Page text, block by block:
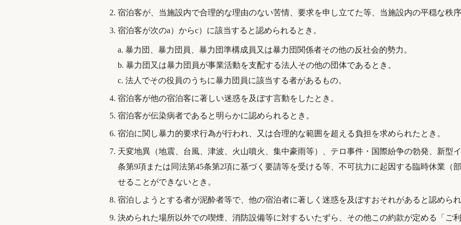
宿泊客が、当施設内で合理的な理由のない苦情、要求を申し立てた等、当施設内の平穏な秩
宿泊客が次のa）からc）に該当すると認められるとき。
a. 暴力団、暴力団員、暴力団準構成員又は暴力団関係者その他の反社会的勢力。
b. 暴力団又は暴力団員が事業活動を支配する法人その他の団体であるとき。
c. 法人でその役員のうちに暴力団員に該当する者があるもの。
宿泊客が他の宿泊客に著しい迷惑を及ぼす言動をしたとき。
宿泊客が伝染病者であると明らかに認められるとき。
宿泊に関し暴力的要求行為が行われ、又は合理的な範囲を超える負担を求められたとき。
天変地異（地震、台風、津波、火山噴火、集中豪雨等）、テロ事件・国際紛争の勃発、新型
条第9項または同法第45条第2項に基づく要請等を受ける等、不可抗力に起因する臨時休業（
せることができないとき。
宿泊しようとする者が泥酔者等で、他の宿泊者に著しく迷惑を及ぼすおそれがあると認められ
決められた場所以外での喫煙、消防設備等に対するいたずら、その他この約款が定める「ご